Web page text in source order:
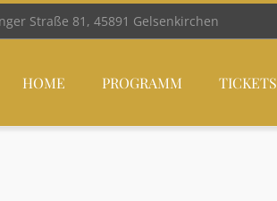
Straße 81, 45891 Gelsenkirchen
HOME PROGRAMM TICKETS